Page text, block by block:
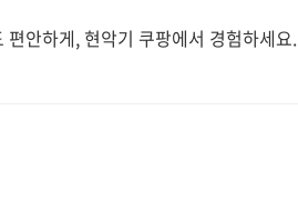
안하게, 현악기 쿠팡에서 경험하세요.